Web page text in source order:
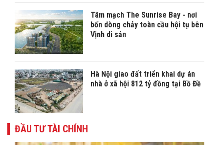
Tâm mạch The Sunrise Bay - nơi
bốn dòng chảy toàn cầu hội tụ bên
Vịnh di sản
Hà Nội giao đất triển khai dự án
nhà ở xã hội 812 tỷ đồng tại Bồ Đề
ĐẦU TƯ TÀI CHÍNH